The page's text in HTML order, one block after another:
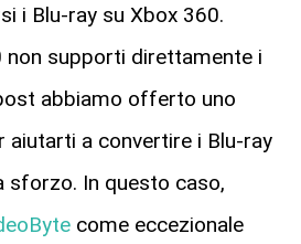
i Blu-ray su Xbox 360.
non supporti direttamente i
abbiamo offerto uno
aiutarti a convertire i Blu-ray
sforzo. In questo caso,
come eccezionale